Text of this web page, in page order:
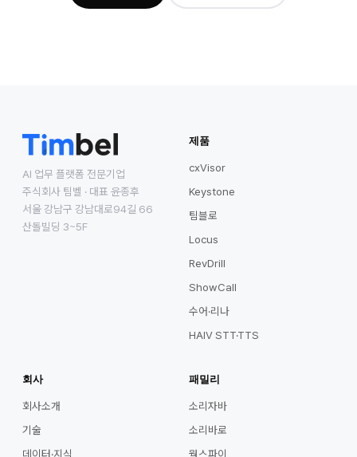
AI 업무 플랫폼 전문기업
주식회사 팀벨 · 대표 윤종후
서울 강남구 강남대로94길 66
산돌빌딩 3~5F
제품
cxVisor
Keystone
팀블로
Locus
RevDrill
ShowCall
수어·리나
HAIV STT·TTS
회사
회사소개
기술
데이터·지식
패밀리
소리자바
소리바로
웍스파이